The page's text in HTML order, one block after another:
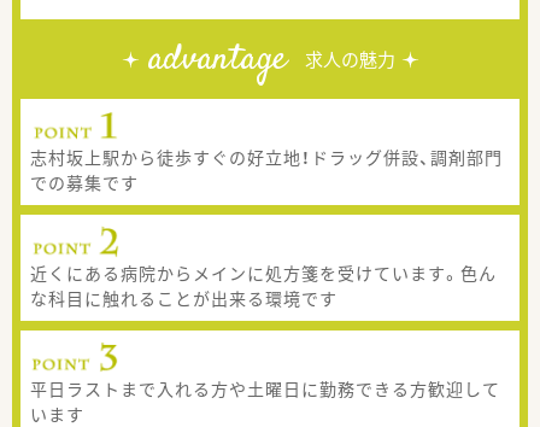
advantage 求人の魅力
志村坂上駅から徒歩すぐの好立地！ドラッグ併設、調剤部門
での募集です
近くにある病院からメインに処方箋を受けています。色ん
な科目に触れることが出来る環境です
平日ラストまで入れる方や土曜日に勤務できる方歓迎して
います